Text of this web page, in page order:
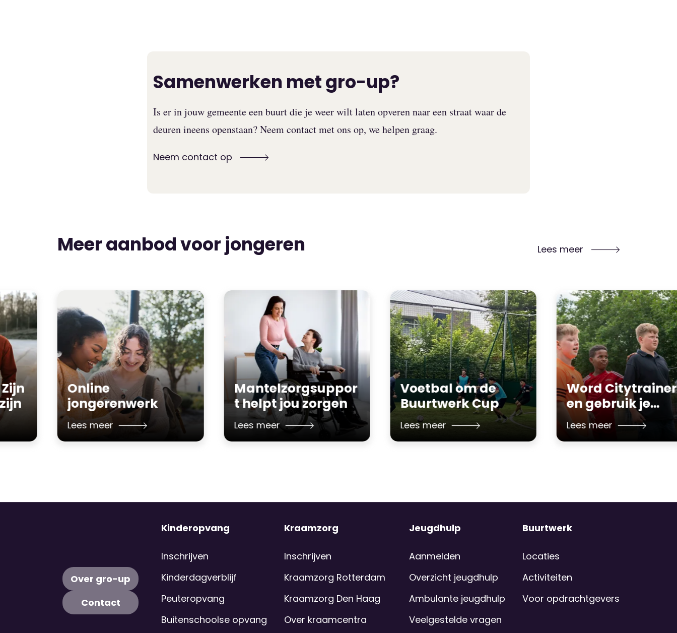
Samenwerken met gro-up?
Is er in jouw gemeente een buurt die je weer wilt laten opveren naar een straat waar de
deuren ineens openstaan? Neem contact met ons op, we helpen graag.
Neem contact op
Meer aanbod voor jongeren Lees meer
Online
jongerenwerk
Lees meer
Mantelzorgsuppor
thelpt jou zorgen
Lees meer
Voetbal om de
Buurtwerk Cup
Lees meer
WordCitytrainer
en gebruik je
talent!
Lees meer
Over gro-up
Contact
Kinderopvang
Inschrijven
Kinderdagverblijf
Peuteropvang
Buitenschoolse opvang
Kraamzorg
Inschrijven
Kraamzorg Rotterdam
Kraamzorg Den Haag
Over kraamcentra
Jeugdhulp
Aanmelden
Overzicht jeugdhulp
Ambulante jeugdhulp
Veelgestelde vragen
Buurtwerk
Locaties
Activiteiten
Voor opdrachtgevers